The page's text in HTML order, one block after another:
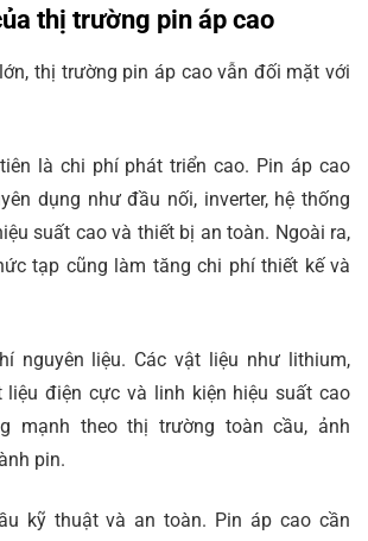
thị trường pin áp cao
thị trường pin áp cao vẫn đối mặt với
là chi phí phát triển cao. Pin áp cao
dụng như đầu nối, inverter, hệ thống
suất cao và thiết bị an toàn. Ngoài ra,
tạp cũng làm tăng chi phí thiết kế và
nguyên liệu. Các vật liệu như lithium,
liệu điện cực và linh kiện hiệu suất cao
mạnh theo thị trường toàn cầu, ảnh
pin.
kỹ thuật và an toàn. Pin áp cao cần